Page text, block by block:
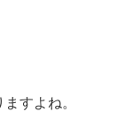
すよね。